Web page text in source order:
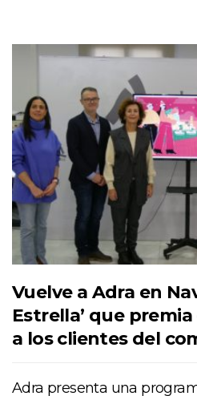
Vuelve a Adra en
Estrella’ que
a los clientes del
Adra presenta una